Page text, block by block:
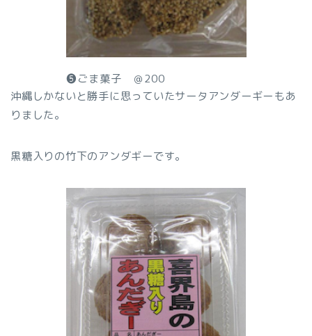
❺ごま菓子 ＠200
沖縄しかないと勝手に思っていたサータアンダーギーもあ
りました。
黒糖入りの竹下のアンダギーです。